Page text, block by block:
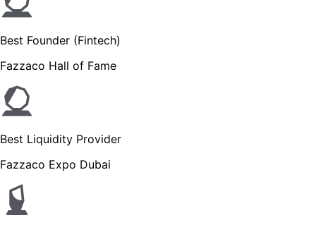
Best Founder (Fintech)
Fazzaco Hall of Fame
Best Liquidity Provider
Fazzaco Expo Dubai